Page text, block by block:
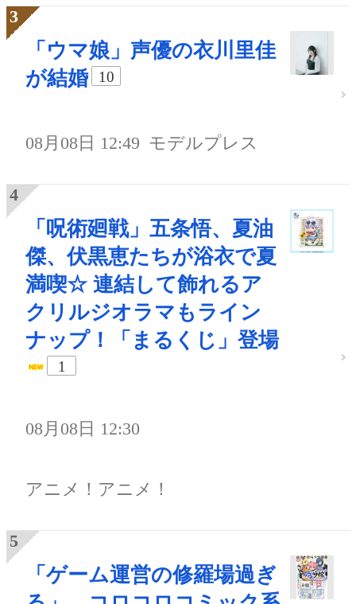
「ウマ娘」声優の衣川里佳
が結婚
10
08月08日 12:49 モデルプレス
「呪術廻戦」五条悟、夏油
傑、伏黒恵たちが浴衣で夏
満喫☆ 連結して飾れるア
クリルジオラマもライン
ナップ！「まるくじ」登場
1
08月08日 12:30
アニメ！アニメ！
「ゲーム運営の修羅場過ぎ